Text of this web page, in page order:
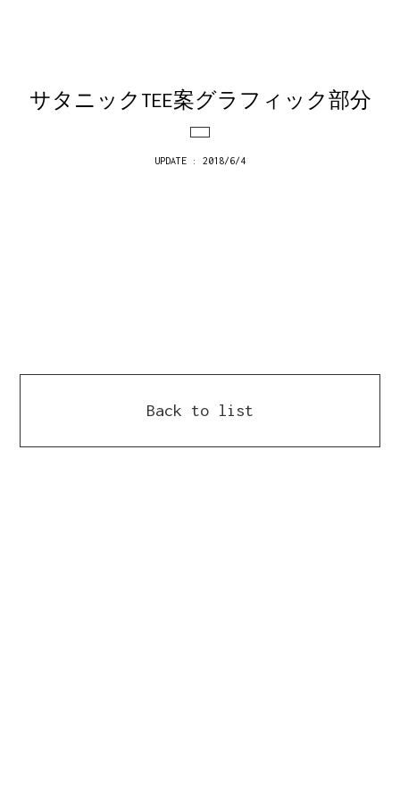
サタニックTEE案グラフィック部分
UPDATE : 2018/6/4
Back to list